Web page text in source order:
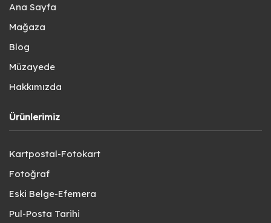
Ana Sayfa
Mağaza
Blog
Müzayede
Hakkımızda
Ürünlerimiz
Kartpostal-Fotokart
Fotoğraf
Eski Belge-Efemera
Pul-Posta Tarihi